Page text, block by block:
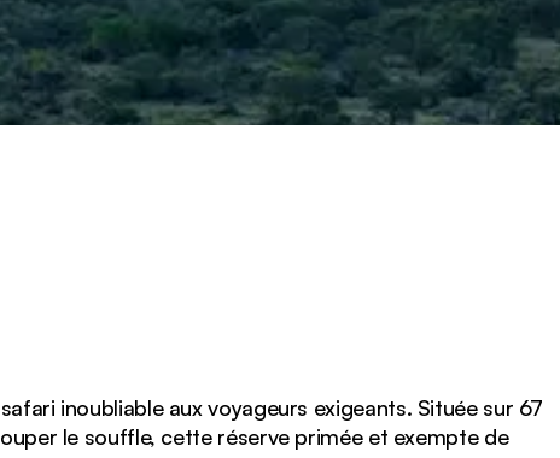
inoubliable aux voyageurs exigeants. Située sur 67
le souffle, cette réserve primée et exempte de